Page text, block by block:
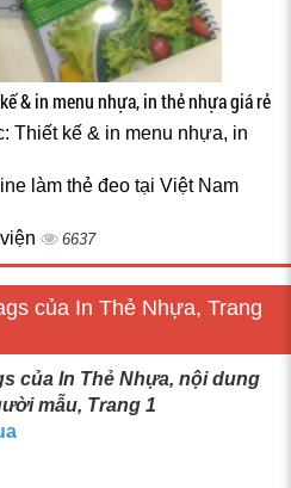
& in menu nhựa, in thẻ nhựa giá rẻ
Thiết kế & in menu nhựa, in
làm thẻ đeo tại Việt Nam
6637
của In Thẻ Nhựa, Trang
của In Thẻ Nhựa, nội dung
mẫu, Trang 1